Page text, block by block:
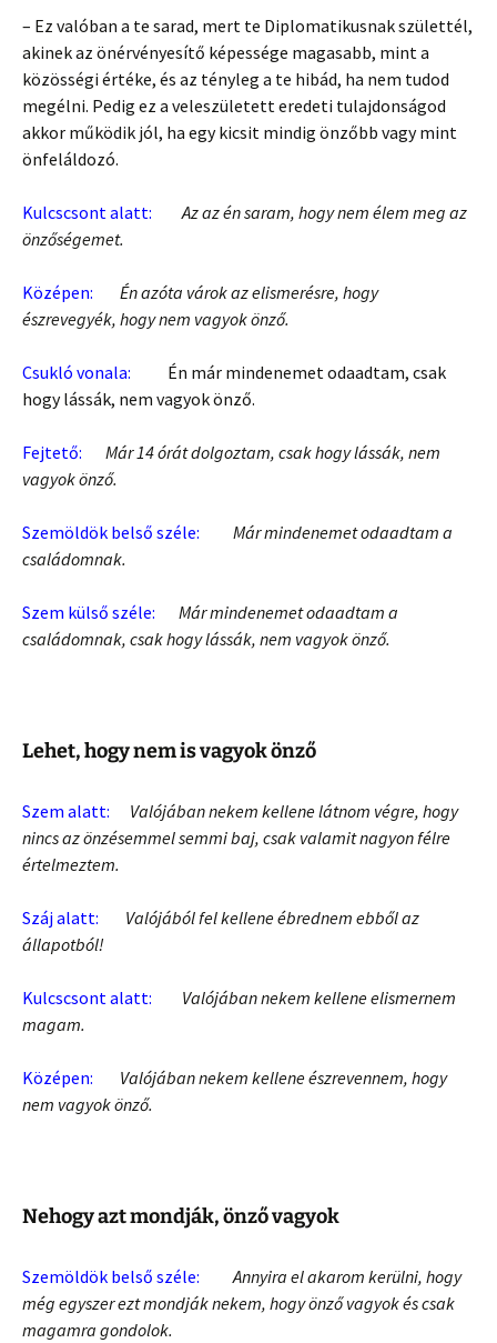
– Ez valóban a te sarad, mert te Diplomatikusnak születtél,
akinek az önérvényesítő képessége magasabb, mint a
közösségi értéke, és az tényleg a te hibád, ha nem tudod
megélni. Pedig ez a veleszületett eredeti tulajdonságod
akkor működik jól, ha egy kicsit mindig önzőbb vagy mint
önfeláldozó.
Kulcscsont alatt:
Az az én saram, hogy nem élem meg az
önzőségemet.
Középen:
Én azóta várok az elismerésre, hogy
észrevegyék, hogy nem vagyok önző.
Csukló vonala:
Én már mindenemet odaadtam, csak
hogy lássák, nem vagyok önző.
Fejtető:
Már 14 órát dolgoztam, csak hogy lássák, nem
vagyok önző.
Szemöldök belső széle:
Már mindenemet odaadtam a
családomnak.
Szem külső széle:
Már mindenemet odaadtam a
családomnak, csak hogy lássák, nem vagyok önző.
Lehet, hogy nem is vagyok önző
Szem alatt:
Valójában nekem kellene látnom végre, hogy
nincs az önzésemmel semmi baj, csak valamit nagyon félre
értelmeztem.
Száj alatt:
Valójából fel kellene ébrednem ebből az
állapotból!
Kulcscsont alatt:
Valójában nekem kellene elismernem
magam.
Középen:
Valójában nekem kellene észrevennem, hogy
nem vagyok önző.
Nehogy azt mondják, önző vagyok
Szemöldök belső széle:
Annyira el akarom kerülni, hogy
még egyszer ezt mondják nekem, hogy önző vagyok és csak
magamra gondolok.